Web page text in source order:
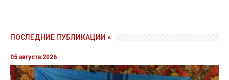
ПОСЛЕДНИЕ ПУБЛИКАЦИИ »
05 августа 2026